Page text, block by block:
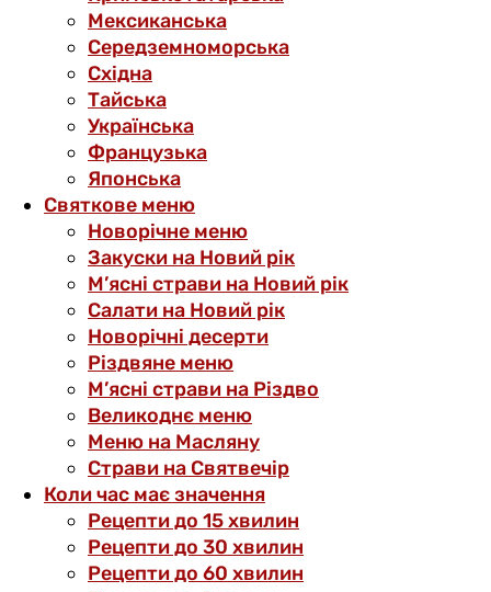
Мексиканська
Середземноморська
Східна
Тайська
Українська
Французька
Японська
Святкове меню
Новорічне меню
Закуски на Новий рік
М’ясні страви на Новий рік
Салати на Новий рік
Новорічні десерти
Різдвяне меню
М’ясні страви на Різдво
Великоднє меню
Меню на Масляну
Страви на Святвечір
Коли час має значення
Рецепти до 15 хвилин
Рецепти до 30 хвилин
Рецепти до 60 хвилин